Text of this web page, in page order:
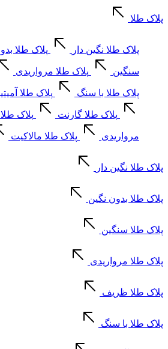
پلاک طلا
پلاک طلا نگین دار پلاک طلا
سنگین پلاک طلا مرواریدی
پلاک طلا با سنگ پلاک طلا
پلاک طلا گارنت پلاک
مرواریدی پلاک طلا مالاکیت
پلاک طلا نگین دار
پلاک طلا بدون نگین
پلاک طلا سنگین
پلاک طلا مرواریدی
پلاک طلا ظریف
پلاک طلا با سنگ